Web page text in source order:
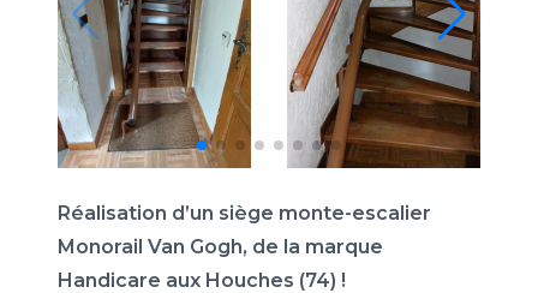
Réalisation d’un siège monte-escalier
Monorail Van Gogh, de la marque
Handicare aux Houches (74) !